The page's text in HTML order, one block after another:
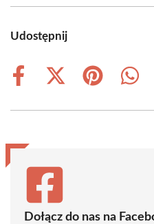
Udostępnij
Share
Share
(Twitter)
Share
Share
Dołącz do nas na